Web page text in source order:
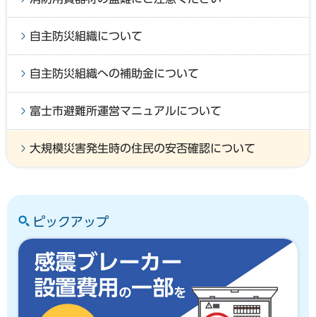
自主防災組織について
自主防災組織への補助金について
富士市避難所運営マニュアルについて
大規模災害発生時の住民の安否確認について
ピックアップ